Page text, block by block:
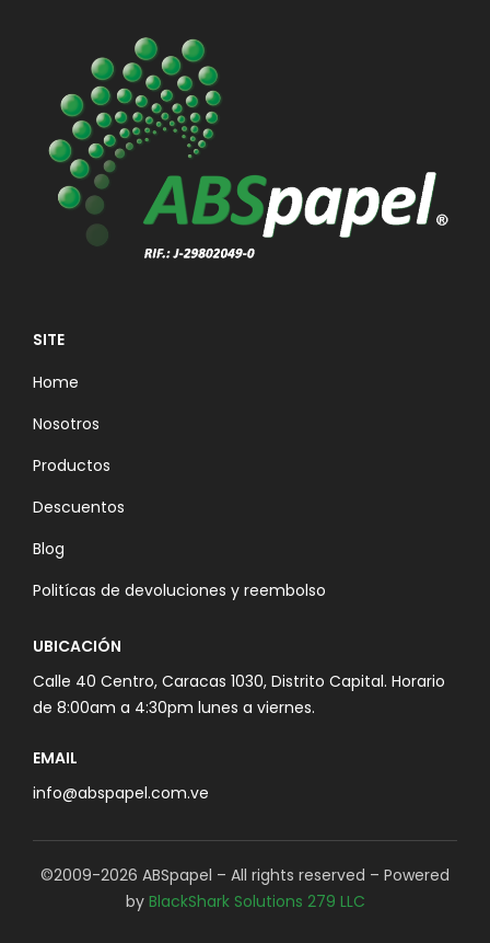
SITE
Home
Nosotros
Productos
Descuentos
Blog
Politícas de devoluciones y reembolso
UBICACIÓN
Calle 40 Centro, Caracas 1030, Distrito Capital. Horario
de 8:00am a 4:30pm lunes a viernes.
EMAIL
info@abspapel.com.ve
©2009-2026 ABSpapel – All rights reserved – Powered
by BlackShark Solutions 279 LLC